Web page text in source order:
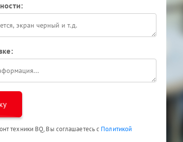
техники BQ, Вы соглашаетесь с Политикой